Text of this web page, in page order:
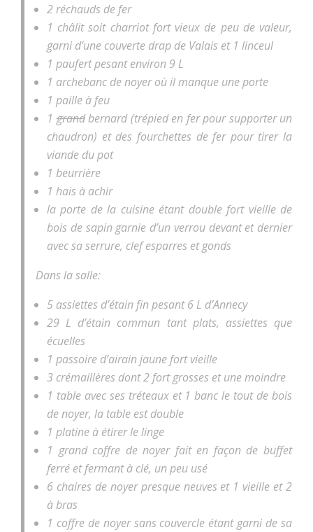
2 réchauds de fer
1 châlit soit charriot fort vieux de peu de valeur,
garni d’une couverte drap de Valais et 1 linceul
1 paufert pesant environ 9 L
1 archebanc de noyer où il manque une porte
1 paille à feu
1grandbernard (trépied en fer pour supporter un
chaudron) et des fourchettes de fer pour tirer la
viande du pot
1 beurrière
1 hais à achir
la porte de la cuisine étant double fort vieille de
bois de sapin garnie d’un verrou devant et dernier
avec sa serrure, clef esparres et gonds
Dans la salle:
5 assiettes d’étain fin pesant 6 L d’Annecy
29 L d’étain commun tant plats, assiettes que
écuelles
1 passoire d’airain jaune fort vieille
3 crémaillères dont 2 fort grosses et une moindre
1 table avec ses tréteaux et 1 banc le tout de bois
de noyer, la table est double
1 platine à étirer le linge
1 grand coffre de noyer fait en façon de buffet
ferré et fermant à clé, un peu usé
6 chaires de noyer presque neuves et 1 vieille et 2
à bras
1 coffre de noyer sans couvercle étant garni de sa